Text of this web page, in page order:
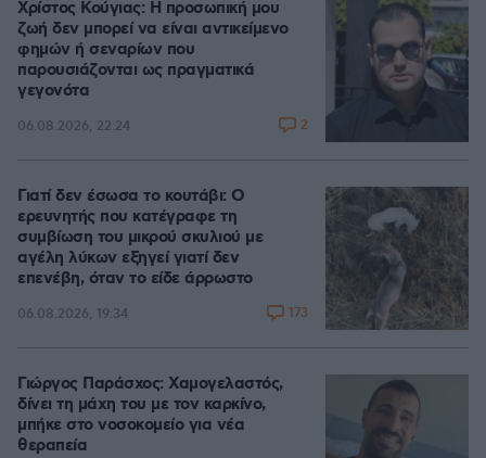
Χρίστος Κούγιας: Η προσωπική μου
ζωή δεν μπορεί να είναι αντικείμενο
φημών ή σεναρίων που
παρουσιάζονται ως πραγματικά
γεγονότα
06.08.2026, 22:24 2
Γιατί δεν έσωσα το κουτάβι: Ο
ερευνητής που κατέγραφε τη
συμβίωση του μικρού σκυλιού με
αγέλη λύκων εξηγεί γιατί δεν
επενέβη, όταν το είδε άρρωστο
06.08.2026, 19:34 173
Γιώργος Παράσχος: Χαμογελαστός,
δίνει τη μάχη του με τον καρκίνο,
μπήκε στο νοσοκομείο για νέα
θεραπεία